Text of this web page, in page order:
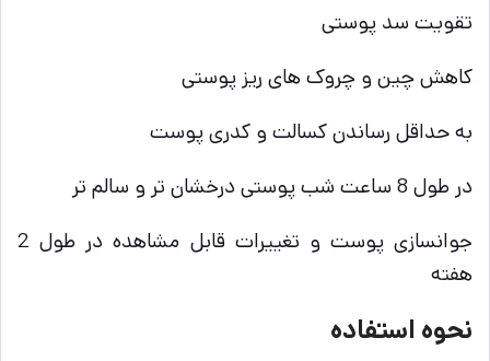
تقویت سد پوستی
کاهش چین و چروک های ریز پوستی
به حداقل رساندن کسالت و کدری پوست
در طول 8 ساعت شب پوستی درخشان تر و سالم تر
جوانسازی پوست و تغییرات قابل مشاهده در طول 2
هفته
نحوه استفاده